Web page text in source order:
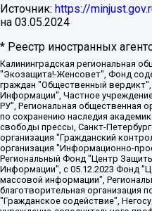
Источник: https://
на 03.05.2024
* Реестр иностранных
Калининградская региональная общественная организация "Экозащита!-Женсовет", Фонд содействия защите прав и свобод граждан "Общественный вердикт", Фонд "Институт Развития Свободы Информации", Частное учреждение "Информационное агентство МЕМО. РУ", Региональная общественная организация "Общественная комиссия по сохранению наследия академика Сахарова", Фонд поддержки свободы прессы, Санкт-Петербургская общественная правозащитная организация "Гражданский контроль", Межрегиональная общественная организация "Информационно-просветительский центр "Мемориал", Региональный Фонд "Центр Защиты Прав Средств Массовой Информации", с 05.12.2023 Фонд "Центр Защиты Прав Средств массовой информации", Региональная общественная благотворительная организация помощи беженцам и мигрантам "Гражданское содействие", Негосударственное образовательное учреждение дополнительного профессионального образования (повышение квалификации) специалистов "АКАДЕМИЯ ПО ПРАВАМ ЧЕЛОВЕКА", Свердловская региональная общественная организация "Сутяжник", Автономная некоммерческая организация "Центр независимых социологических исследований", Союз общественных объединений "Российский исследовательский центр по правам человека", Региональное общественное учреждение научно-информационный центр "МЕМОРИАЛ", Некоммерческая организация "Фонд защиты гласности", Автономная некоммерческая организация "Институт прав человека", Городская общественная организация "Екатеринбургское общество "МЕМОРИАЛ", Городская общественная организация "Рязанское историко-просветительское и правозащитное общество "Мемориал" (Рязанский Мемориал), Челябинский региональный орган общественной самодеятельности – женское общественное объединение "Женщины Евразии", Челябинский региональный орган общественной самодеятельности "Уральская правозащитная группа", Фонд содействия защите здоровья и социальной справедливости имени Андрея Рылькова, Автономная Некоммерческая Организация "Аналитический Центр Юрия Левады", Автономная некоммерческая организация социальной поддержки населения "Проект Апрель", Региональная общественная организация помощи женщинам и детям, находящимся в кризисной ситуации "Информационно-методический центр "Анна", Фонд содействия развитию массовых коммуникаций и правовому просвещению "Так-так-Так", Фонд содействия устойчивому развитию "Серебряная тайга", Свердловский региональный общественный фонд социальных проектов "Новое время", "Idel.Реалии", Кавказ.Реалии, Крым.Реалии, Телеканал Настоящее Время, Татаро-башкирская служба Радио Свобода (Azatliq Radiosi), Радио Свободная Европа/Радио Свобода (PCE/PC), "Сибирь.Реалии", "Фактограф", Благотворительный фонд помощи осужденным и их семьям, Автономная некоммерческая организация "Институт глобализации и социальных движений", Фонд "В защиту прав заключенных", Частное учреждение "Центр поддержки и содействия развитию средств массовой информации", Пензенский региональный общественный благотворительный фонд "Гражданский союз", "Север.Реалии", Некоммерческая организация Фонд "Правовая инициатива", Общество с ограниченной ответственностью "Радио Свободная Европа/Радио Свобода", Чешское информационное агентство "MEDIUM-ORIENT", Красноярская региональная общественная организация "Мы против СПИДа", Камалягин Денис Николаевич, Маркелов Сергей Евгеньевич, Пономарев Лев Александрович, Савицкая Людмила Алексеевна, Автономная некоммерческая организация "Центр по работе с проблемой насилия "НАСИЛИЮ.НЕТ", Межрегиональный профессиональный союз работников здравоохранения "Альянс врачей", Юридическое лицо, зарегистрированное в Латвийской Республике, SIA "Medusa Project" (регистрационный номер 40103797863, дата регистрации 10.06.2014), Некоммерческая организация "Фонд по борьбе с коррупцией", Автономная некоммерческая организация "Институт права и публичной политики", Баданин Роман Сергеевич, Гликин Максим Александрович, Железнова Мария Михайловна, Лукьянова Юлия Сергеевна, Маетная Елизавета Витальевна, Маняхин Петр Борисович, Чуракова Ольга Владимировна, Ярош Юлия Петровна, Юридическое лицо "The Insider SIA", зарегистрированное в Риге, Латвийская Республика (дата регистрации 26.06.2015), являющееся администратором доменного имени интернет-издания "The Insider SIA", https://theins.ru, Постернак Алексей Евгеньевич, Рубин Михаил Аркадьевич, Анин Роман Александрович, Юридическое лицо Istories fonds, зарегистрированное в Латвийской Республике (регистрационный номер 50008295751, дата регистрации 24.02.2020), Великовский Дмитрий Александрович, Долинина Ирина Николаевна, Мароховская Алеся Алексеевна, Шлейнов Роман Юрьевич, Шмагун Олеся Валентиновна, Общество с ограниченной ответственностью "Альтаир 2021", Общество с ограниченной ответственностью "Вега 2021", Общество с ограниченной ответственностью "Главный редактор 2021", Общество с ограниченной ответственностью "Ромашки монолит", Важенков Артем Валерьевич, Ивановская областная общественная организация "Центр гендерных исследований", Гурман Юрий Альбертович, Медиапроект "ОВД-Инфо", Егоров Владимир Владимирович, Жилинский Владимир Александрович, Общество с ограниченной ответственностью "ЗП", Иванова София Юрьевна, Карезина Инна Павловна, Кильтау Екатерина Викторовна, Петров Алексей Викторович, Пискунов Сергей Евгеньевич, Смирнов Сергей Сергеевич, Тихонов Михаил Сергеевич, Общество с ограниченной ответственностью "ЖУРНАЛИСТ-ИНОСТРАННЫЙ АГЕНТ", Арапова Галина Юрьевна, Вольтская Татьяна Анатольевна, Американская компания "Mason G.E.S. Anonymous Foundation" (США), являющаяся владельцем интернет-издания https://mnews.world/, Компания "Stichting Bellingcat", зарегистрированная в Нидерландах (дата регистрации 11.07.2018), Захаров Андрей Вячеславович, Клепиковская Екатерина Дмитриевна, Общество с ограниченной ответственностью "МЕМО", Перл Роман Александрович, Симонов Евгений